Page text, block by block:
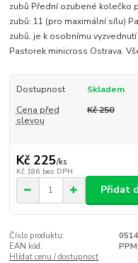
zubů Přední ozubené kolečko
zubů: 11 (pro maximální sílu)
zubů, je k osobnímu
Pastorek minicross Ostrava.
Dostupnost
Skladem
Cena před
slevou
Kč 250
Kč 225/ks
Kč 186 bez DPH
Přidat
Číslo produktu:
0514
EAN kód:
Hlídat cenu / dostupnost